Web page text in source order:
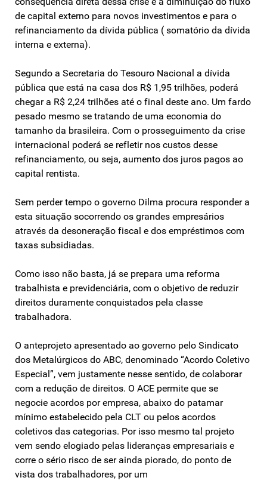
de capital externo para novos investimentos e para o
refinanciamento da dívida pública ( somatório da dívida
interna e externa).
Segundo a Secretaria do Tesouro Nacional a dívida
pública que está na casa dos R$ 1,95 trilhões, poderá
chegar a R$ 2,24 trilhões até o final deste ano. Um fardo
pesado mesmo se tratando de uma economia do
tamanho da brasileira. Com o prosseguimento da crise
internacional poderá se refletir nos custos desse
refinanciamento, ou seja, aumento dos juros pagos ao
capital rentista.
Sem perder tempo o governo Dilma procura responder a
esta situação socorrendo os grandes empresários
através da desoneração fiscal e dos empréstimos com
taxas subsidiadas.
Como isso não basta, já se prepara uma reforma
trabalhista e previdenciária, com o objetivo de reduzir
direitos duramente conquistados pela classe
trabalhadora.
O anteprojeto apresentado ao governo pelo Sindicato
dos Metalúrgicos do ABC, denominado “Acordo Coletivo
Especial”, vem justamente nesse sentido, de colaborar
com a redução de direitos. O ACE permite que se
negocie acordos por empresa, abaixo do patamar
mínimo estabelecido pela CLT ou pelos acordos
coletivos das categorias. Por isso mesmo tal projeto
vem sendo elogiado pelas lideranças empresariais e
corre o sério risco de ser ainda piorado, do ponto de
vista dos trabalhadores, por um